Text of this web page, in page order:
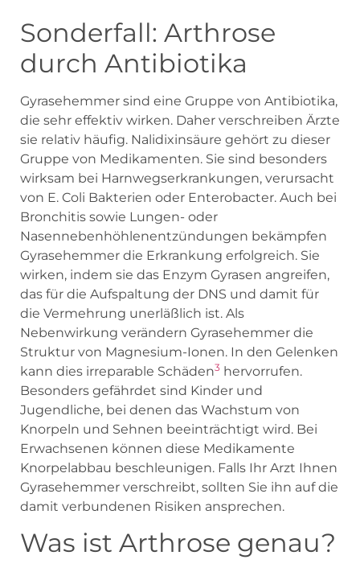
Sonderfall: Arthrose
durch Antibiotika
Gyrasehemmer sind eine Gruppe von Antibiotika,
die sehr effektiv wirken. Daher verschreiben Ärzte
sie relativ häufig. Nalidixinsäure gehört zu dieser
Gruppe von Medikamenten. Sie sind besonders
wirksam bei Harnwegserkrankungen, verursacht
von E. Coli Bakterien oder Enterobacter. Auch bei
Bronchitis sowie Lungen- oder
Nasennebenhöhlenentzündungen bekämpfen
Gyrasehemmer die Erkrankung erfolgreich. Sie
wirken, indem sie das Enzym Gyrasen angreifen,
das für die Aufspaltung der DNS und damit für
die Vermehrung unerläßlich ist. Als
Nebenwirkung verändern Gyrasehemmer die
Struktur von Magnesium-Ionen. In den Gelenken
kann dies irreparable Schäden3 hervorrufen.
Besonders gefährdet sind Kinder und
Jugendliche, bei denen das Wachstum von
Knorpeln und Sehnen beeinträchtigt wird. Bei
Erwachsenen können diese Medikamente
Knorpelabbau beschleunigen. Falls Ihr Arzt Ihnen
Gyrasehemmer verschreibt, sollten Sie ihn auf die
damit verbundenen Risiken ansprechen.
Was ist Arthrose genau?